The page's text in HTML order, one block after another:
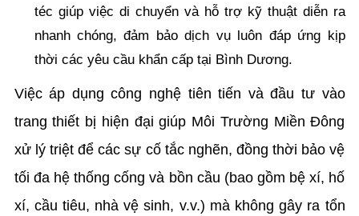
téc giúp việc di chuyển và hỗ trợ kỹ thuật diễn ra
nhanh chóng, đảm bảo dịch vụ luôn đáp ứng kịp
thời các yêu cầu khẩn cấp tại Bình Dương.
Việc áp dụng công nghệ tiên tiến và đầu tư vào
trang thiết bị hiện đại giúp Môi Trường Miền Đông
xử lý triệt để các sự cố tắc nghẽn, đồng thời bảo vệ
tối đa hệ thống cống và bồn cầu (bao gồm bệ xí, hố
xí, cầu tiêu, nhà vệ sinh, v.v.) mà không gây ra tổn